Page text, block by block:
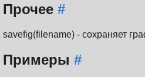
Прочее #
savefig(filename) - сохраняет
Примеры #